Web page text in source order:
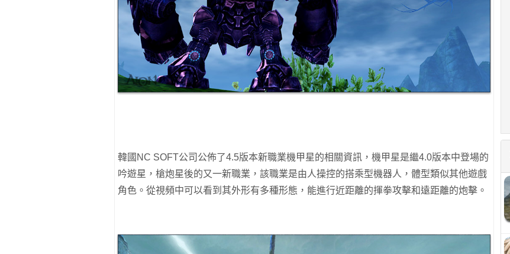
韓國NC SOFT公司公佈了4.5版本新職業機甲星的相關資訊，機甲星是繼4.0版本中登場的
吟遊星，槍炮星後的又一新職業，該職業是由人操控的搭乘型機器人，體型類似其他遊戲
角色。從視頻中可以看到其外形有多種形態，能進行近距離的揮拳攻擊和遠距離的炮擊。